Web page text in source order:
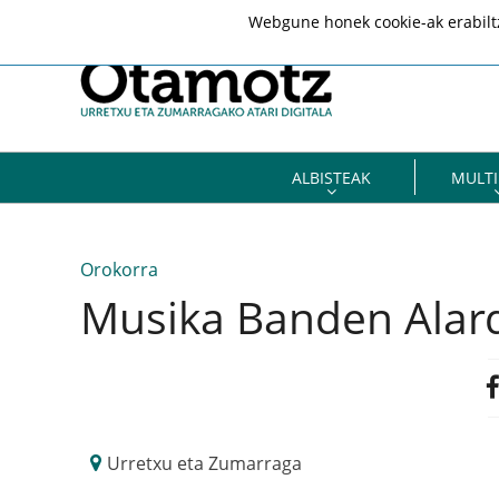
ALBISTEAK
Orokorra
Musika Banden
Urretxu eta Zumarraga
Webgune honek cookie-ak